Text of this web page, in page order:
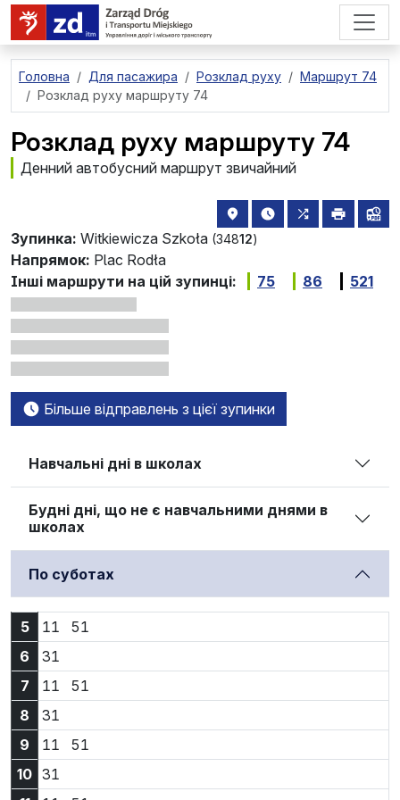
перейти до основного вмісту
Головна Для пасажира Розклад руху
Маршрут 74
Розклад руху маршруту 74
Розклад руху маршруту 74
Денний автобусний маршрут звичайний
Зупинка: Witkiewicza Szkoła (34812)
розташування зупинки на
найближчі
всі
Напрямок: Plac Rodła
Інші маршрути на цій зупинці:
75 86 521
Більше відправлень з цієї зупинки
Навчальні дні в школах
Будні дні, що не є навчальними днями в
школах
По суботах
5 11 5:11
51
6
31
7
11 7:11
51
8
31
9
11 9:11
51
10 31